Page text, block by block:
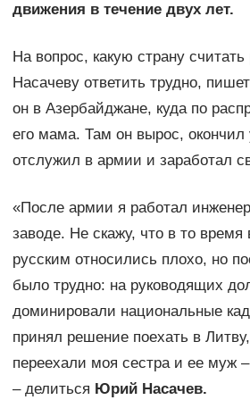
движения в течение двух лет.
На вопрос, какую страну
Насачеву ответить трудно,
он в Азербайджане, куда по
его мама. Там он вырос, окончил
отслужил в армии и заработал
«После армии я работал
заводе. Не скажу, что в то время
русским относились плохо, но
было трудно: на руководящих
доминировали национальные
принял решение поехать в
переехали моя сестра и ее муж
– делиться Юрий Насачев.